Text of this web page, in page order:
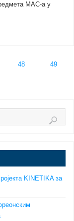
MАС-а у
48 49
KINETIKA за